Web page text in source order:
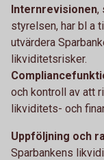
Internrevisionen,
styrelsen, har bl a
utvärdera
likviditetsrisker.
och kontroll av att
likviditets- och
Uppföljning och
Sparbankens